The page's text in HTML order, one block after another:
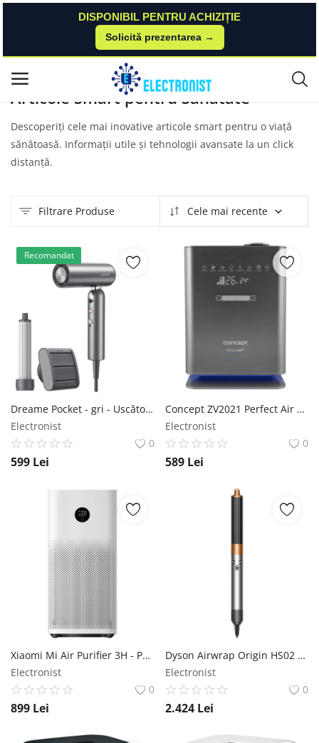
DISPONIBIL PENTRU ACHIZIȚIE
Solicită prezentarea →
Meniu principal
Acasă
Blog
Autentificare
Înregistrare
Articole Smart Sănătate
Articole Smart pentru Sănătate
Descoperiți cele mai inovative articole smart pentru o viață
sănătoasă. Informații utile și tehnologii avansate la un click
distanță.
Filtrare Produse Cele mai recente
Recomandat
Dreame Pocket - gri - Uscător de păr Dreame
Electronist
0
599 Lei
Concept ZV2021 Perfect Air Smart - Umidificator Concept
Electronist
0
589 Lei
Xiaomi Mi Air Purifier 3H - Purificator de aer Xiaomi
Electronist
0
899 Lei
Dyson Airwrap Origin HS02 argintiu/coper - Fier de ondulat Dyson
Electronist
0
2.424 Lei